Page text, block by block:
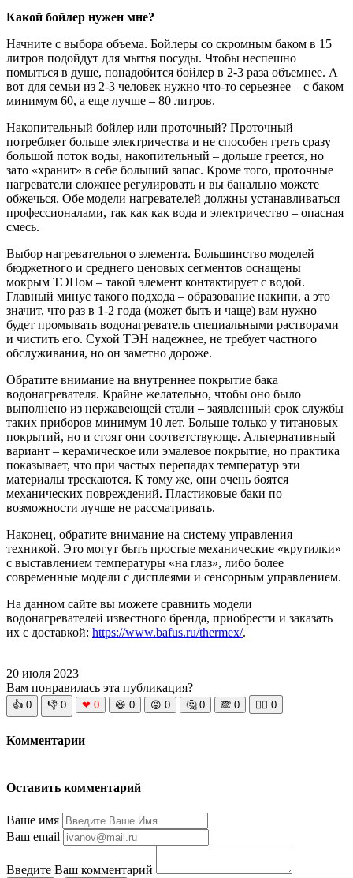
Какой бойлер нужен мне?
Начните с выбора объема. Бойлеры со скромным баком в 15
литров подойдут для мытья посуды. Чтобы неспешно
помыться в душе, понадобится бойлер в 2-3 раза объемнее. А
вот для семьи из 2-3 человек нужно что-то серьезнее – с баком
минимум 60, а еще лучше – 80 литров.
Накопительный бойлер или проточный? Проточный
потребляет больше электричества и не способен греть сразу
большой поток воды, накопительный – дольше греется, но
зато «хранит» в себе больший запас. Кроме того, проточные
нагреватели сложнее регулировать и вы банально можете
обжечься. Обе модели нагревателей должны устанавливаться
профессионалами, так как как вода и электричество – опасная
смесь.
Выбор нагревательного элемента. Большинство моделей
бюджетного и среднего ценовых сегментов оснащены
мокрым ТЭНом – такой элемент контактирует с водой.
Главный минус такого подхода – образование накипи, а это
значит, что раз в 1-2 года (может быть и чаще) вам нужно
будет промывать водонагреватель специальными растворами
и чистить его. Сухой ТЭН надежнее, не требует частного
обслуживания, но он заметно дороже.
Обратите внимание на внутреннее покрытие бака
водонагревателя. Крайне желательно, чтобы оно было
выполнено из нержавеющей стали – заявленный срок службы
таких приборов минимум 10 лет. Больше только у титановых
покрытий, но и стоят они соответствующе. Альтернативный
вариант – керамическое или эмалевое покрытие, но практика
показывает, что при частых перепадах температур эти
материалы трескаются. К тому же, они очень боятся
механических повреждений. Пластиковые баки по
возможности лучше не рассматривать.
Наконец, обратите внимание на систему управления
техникой. Это могут быть простые механические «крутилки»
с выставлением температуры «на глаз», либо более
современные модели с дисплеями и сенсорным управлением.
На данном сайте вы можете сравнить модели
водонагревателей известного бренда, приобрести и заказать
их с доставкой: https://www.bafus.ru/thermex/.
20 июля 2023
Вам понравилась эта публикация?
👍 0 👎 0 ❤ 0 😆 0 😡 0 🤔 0 🙈 0 🧘‍♀️ 0
Комментарии
Оставить комментарий
Ваше имя
Ваш email
Введите Ваш комментарий